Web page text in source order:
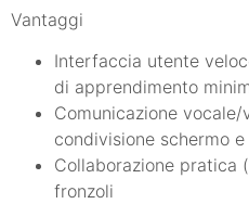
Vantaggi
Interfaccia utente
di apprendimento
Comunicazione
condivisione schermo
Collaborazione pratica
fronzoli